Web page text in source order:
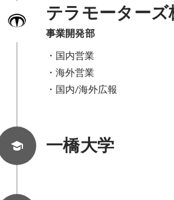
テラモーターズ
事業開発部
・国内営業
・海外営業
・国内/海外広報
一橋大学